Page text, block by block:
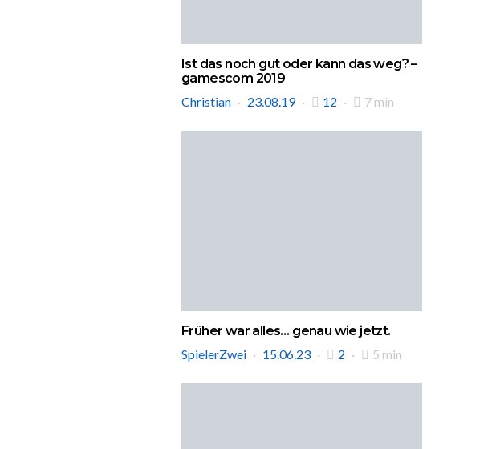
Ist das noch gut oder kann das weg? –
gamescom 2019
Christian
23.08.19 12 7 min
Früher war alles… genau wie jetzt.
SpielerZwei
15.06.23 2 5 min